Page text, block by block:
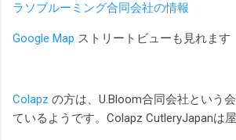
ラソブルーミング合同会社の情報
Google Map ストリートビューも見れます
Colapz の方は、U.Bloom合同会社という
ているようです。Colapz CutleryJapanは